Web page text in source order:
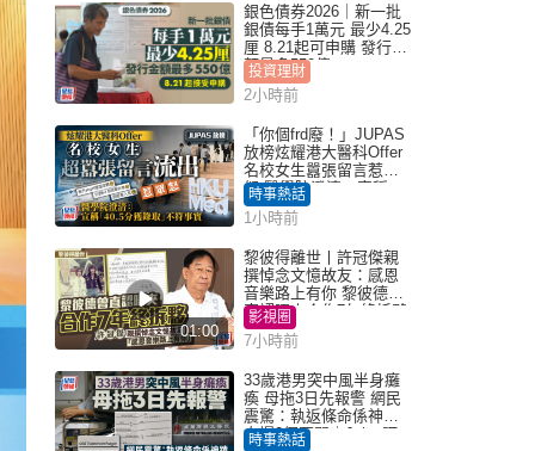
銀色債券2026｜新一批
銀債每手1萬元 最少4.25
厘 8.21起可申購 發行金
額最多550億
投資理財
2小時前
「你個frd廢！」JUPAS
放榜炫耀港大醫科Offer
名校女生囂張留言惹眾
怒 醫學院澄清：宣稱
「40.5分獲錄取」不符事
實｜Juicy叮
時事熱話
1小時前
01:00
黎彼得離世丨許冠傑親
撰悼念文憶故友：感恩
音樂路上有你 黎彼德曾
直認唔夾合作7年終拆夥
影視圈
7小時前
33歲港男突中風半身癱
瘓 母拖3日先報警 網民
震驚：執返條命係神蹟
自爆2個惡習｜Juicy叮
時事熱話